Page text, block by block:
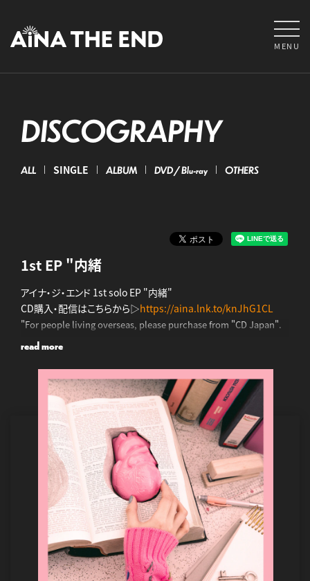
MENU
DISCOGRAPHY
ALL SINGLE ALBUM DVD / Blu-ray OTHERS
1st EP "内緒
アイナ・ジ・エンド 1st solo EP "内緒"
CD購入・配信はこちらから▷https://aina.lnk.to/knJhG1CL
"For people living overseas, please purchase from "CD Japan".
read more